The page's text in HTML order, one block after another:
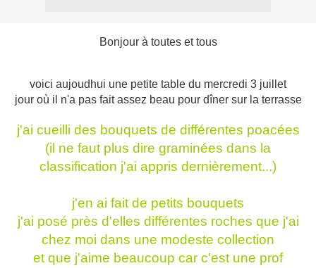
Bonjour à toutes et tous
voici aujoudhui une petite table du mercredi 3 juillet
jour où il n'a pas fait assez beau pour dîner sur la terrasse
j'ai cueilli des bouquets de différentes poacées
(il ne faut plus dire graminées dans la
classification j'ai appris dernièrement...)
j'en ai fait de petits bouquets
j'ai posé près d'elles différentes roches que j'ai
chez moi dans une modeste collection
et que j'aime beaucoup car c'est une prof